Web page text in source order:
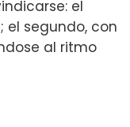
el
el segundo, con
al ritmo